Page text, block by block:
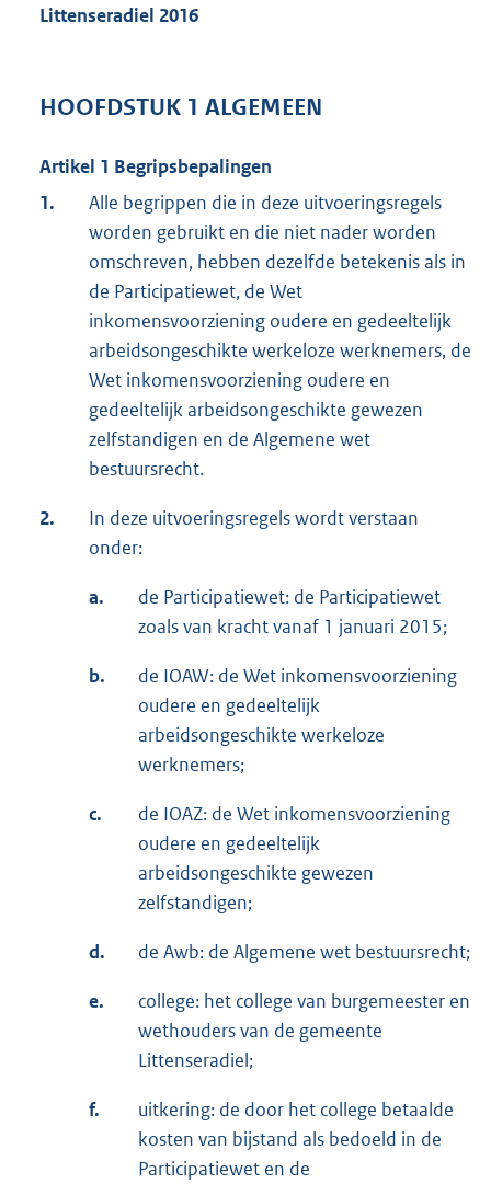
Littenseradiel 2016
HOOFDSTUK 1 ALGEMEEN
Artikel 1 Begripsbepalingen
1.
Alle begrippen die in deze uitvoeringsregels
worden gebruikt en die niet nader worden
omschreven, hebben dezelfde betekenis als in
de Participatiewet, de Wet
inkomensvoorziening oudere en gedeeltelijk
arbeidsongeschikte werkeloze werknemers, de
Wet inkomensvoorziening oudere en
gedeeltelijk arbeidsongeschikte gewezen
zelfstandigen en de Algemene wet
bestuursrecht.
2.
In deze uitvoeringsregels wordt verstaan
onder:
a.
de Participatiewet: de Participatiewet
zoals van kracht vanaf 1 januari 2015;
b.
de IOAW: de Wet inkomensvoorziening
oudere en gedeeltelijk
arbeidsongeschikte werkeloze
werknemers;
c.
de IOAZ: de Wet inkomensvoorziening
oudere en gedeeltelijk
arbeidsongeschikte gewezen
zelfstandigen;
d. de Awb: de Algemene wet bestuursrecht;
e.
college: het college van burgemeester en
wethouders van de gemeente
Littenseradiel;
f.
uitkering: de door het college betaalde
kosten van bijstand als bedoeld in de
Participatiewet en de